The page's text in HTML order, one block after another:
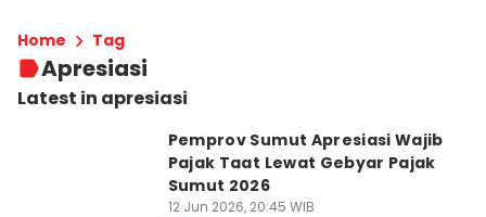
Home Tag
Apresiasi
Latest in apresiasi
Pemprov Sumut Apresiasi Wajib
Pajak Taat Lewat Gebyar Pajak
Sumut 2026
12 Jun 2026, 20:45 WIB